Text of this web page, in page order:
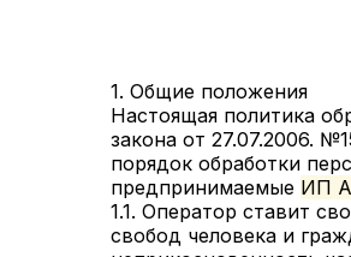
1. Общие положения
Настоящая политика
закона от 27.07.2006.
порядок обработки
предпринимаемые ИП
1.1. Оператор ставит
свобод человека и